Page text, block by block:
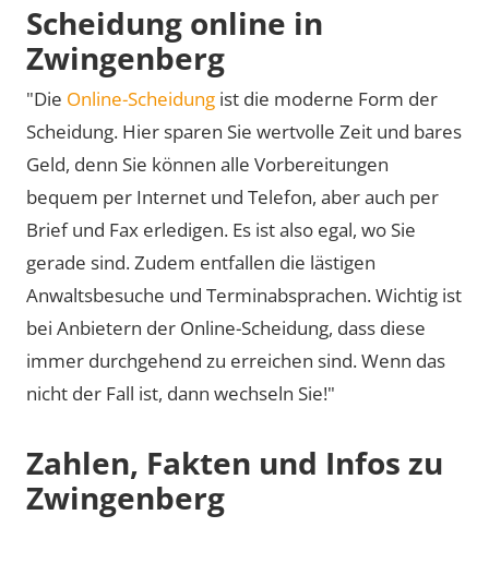
Scheidung online in
Zwingenberg
"Die Online-Scheidung ist die moderne Form der
Scheidung. Hier sparen Sie wertvolle Zeit und bares
Geld, denn Sie können alle Vorbereitungen
bequem per Internet und Telefon, aber auch per
Brief und Fax erledigen. Es ist also egal, wo Sie
gerade sind. Zudem entfallen die lästigen
Anwaltsbesuche und Terminabsprachen. Wichtig ist
bei Anbietern der Online-Scheidung, dass diese
immer durchgehend zu erreichen sind. Wenn das
nicht der Fall ist, dann wechseln Sie!"
Zahlen, Fakten und Infos zu
Zwingenberg